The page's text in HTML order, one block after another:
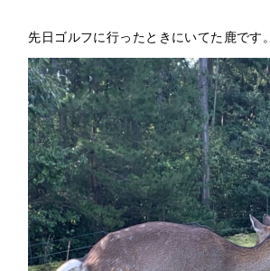
先日ゴルフに行ったときにいてた鹿です。